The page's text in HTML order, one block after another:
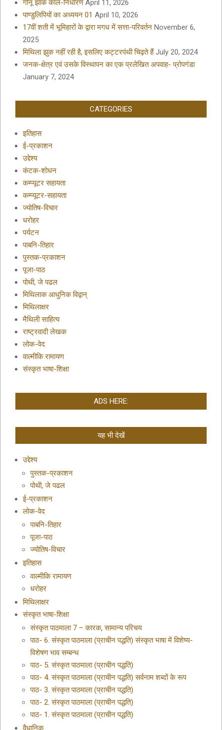
गोनू झाक काल-निर्धारण April 11, 2026
पाण्डुलिपियों का अध्ययन 01 April 10, 2026
17वीं शती में भूमिहारों के द्वारा मगध में सत्ता-परिवर्तन November 6,
2025
मिथिला झुक नहीं रही है, इसलिए कट्टरपंथी चिढ़ते हैं July 20, 2024
जनक-क्षेत्र एवं उसके विस्थापन का एक प्रलेखित अपवाह- प्रोपगंडा
January 7, 2024
CATEGORIES
इतिहास
ई-प्रकाशन
उद्देश्य
कंटक-शोधन
कम्प्यूटर सहायता
कम्प्यूटर-सहायता
ज्योतिष-विचार
धरोहर
पर्यटन
पाबनि-तिहार
पुस्तक-प्रकाशन
पूजा-पाठ
पोथी, जे पढल
मिथिलाक आधुनिक विद्वान्
मिथिलाक्षर
मैथिली साहित्य
राष्ट्रवादी लेखक
लोक-वेद
वाल्मीकि रामायण
संस्कृत भाषा-शिक्षा
ADS HERE:
यह भी देखें
उद्देश्य
पुस्तक-प्रकाशन
पोथी, जे पढल
ई-प्रकाशन
लोक-वेद
पाबनि-तिहार
पूजा-पाठ
ज्योतिष-विचार
इतिहास
वाल्मीकि रामायण
धरोहर
मिथिलाक्षर
संस्कृत भाषा-शिक्षा
संस्कृत पाठमाला 7 – कारक, सामान्य परिचय
पाठ- 6. संस्कृत पाठमाला (प्राचीन पद्धति) संस्कृत भाषा में विशेष्य-
विशेषण भाव सम्बन्ध
पाठ- 5. संस्कृत पाठमाला (प्राचीन पद्धति)
पाठ- 4. संस्कृत पाठमाला (प्राचीन पद्धति) सर्वनाम शब्दों के रूप
पाठ- 3. संस्कृत पाठमाला (प्राचीन पद्धति)
पाठ- 2. संस्कृत पाठमाला (प्राचीन पद्धति)
पाठ- 1. संस्कृत पाठमाला (प्राचीन पद्धति)
वैधानिक